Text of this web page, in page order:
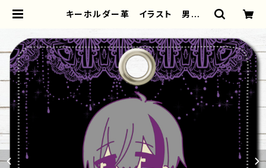
キーホルダー革 イラスト 男の
ンヘラ ヤンデレ 少年 銀髪 ミニ
キャラ 個性的 おすすめ メンズ
人気 イラストレーター クリエイタ
ー 絵師 オリジナル デザイン グ
ッズ タイトル：Fanatic Ver1 作：
黒野京 | iPhoneケース/スマホケー
ス/Tシャツ/おしゃれ/イラストレータ
ー/グッズ/人気/後払い/通販｜雑貨屋
アリうさ